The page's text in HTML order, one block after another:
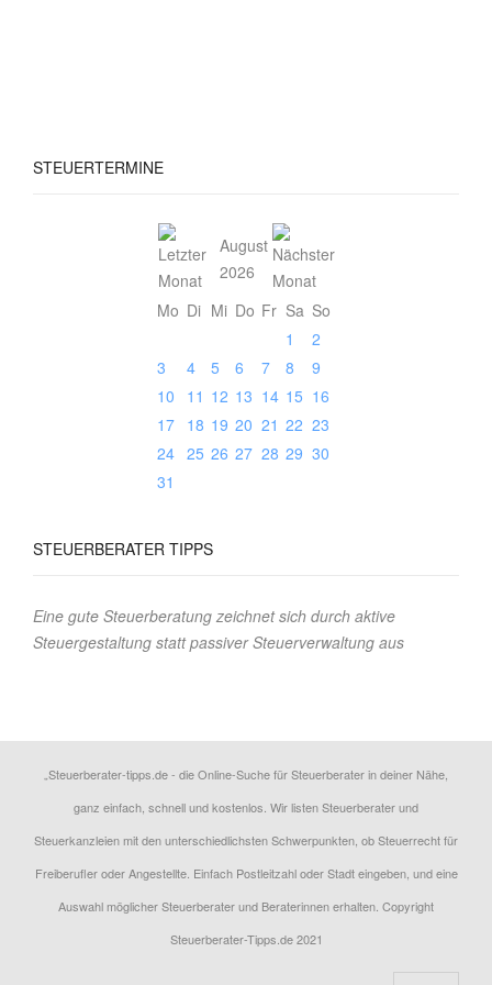
STEUERTERMINE
August
2026
Mo Di Mi Do Fr Sa So
1
2
3
4 5 6 7 8
9
10
11 12 13 14 15 16
17
18 19 20 21 22 23
24 25 26 27 28 29 30
31
STEUERBERATER TIPPS
Eine gute Steuerberatung zeichnet sich durch aktive
Steuergestaltung statt passiver Steuerverwaltung aus
„Steuerberater-tipps.de - die Online-Suche für Steuerberater in deiner Nähe,
ganz einfach, schnell und kostenlos. Wir listen Steuerberater und
Steuerkanzleien mit den unterschiedlichsten Schwerpunkten, ob Steuerrecht für
Freiberufler oder Angestellte. Einfach Postleitzahl oder Stadt eingeben, und eine
Auswahl möglicher Steuerberater und Beraterinnen erhalten. Copyright
Steuerberater-Tipps.de 2021